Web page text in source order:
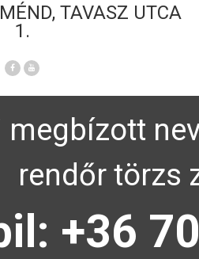
TAVASZ UTCA
1.
rendőr törzs
+36